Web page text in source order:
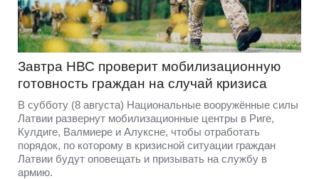
Завтра НВС проверит мобилизационную
готовность граждан на случай кризиса
В субботу (8 августа) Национальные вооружённые силы
Латвии развернут мобилизационные центры в Риге,
Кулдиге, Валмиере и Алуксне, чтобы отработать
порядок, по которому в кризисной ситуации граждан
Латвии будут оповещать и призывать на службу в
армию.